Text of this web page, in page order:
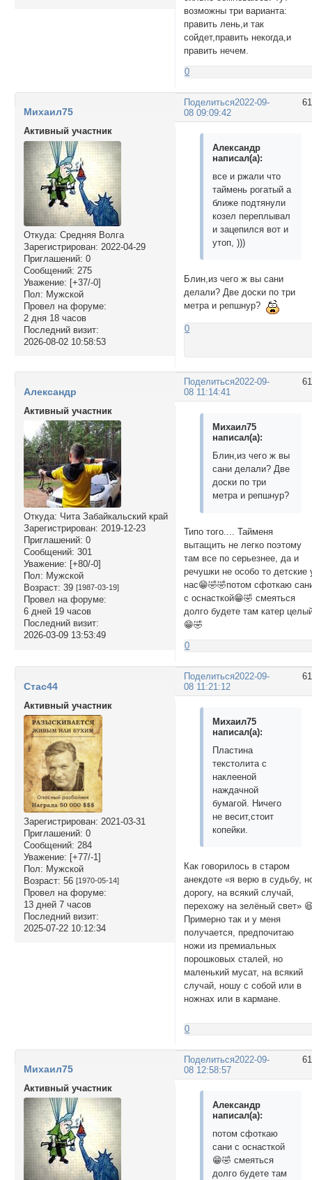
возможны три варианта:
править лень,и так
сойдет,править некогда,и
править нечем.
0
Поделиться2022-09-
08 09:09:42
Михаил75
Активный участник
Откуда: Средняя Волга
Зарегистрирован: 2022-04-29
Приглашений: 0
Сообщений: 275
Уважение: [+37/-0]
Пол: Мужской
Провел на форуме:
2 дня 18 часов
Последний визит:
2026-08-02 10:58:53
Александр
написал(а):
все и ржали что
таймень рогатый а
ближе подтянули
козел переплывал
и зацепился вот и
утоп, )))
Блин,из чего ж вы сани
делали? Две доски по три
метра и репшнур?
0
Поделиться2022-09-
08 11:14:41
Александр
Активный участник
Откуда: Чита Забайкальский край
Зарегистрирован: 2019-12-23
Приглашений: 0
Сообщений: 301
Уважение: [+80/-0]
Пол: Мужской
Возраст: 39 [1987-03-19]
Провел на форуме:
6 дней 19 часов
Последний визит:
2026-03-09 13:53:49
Михаил75
написал(а):
Блин,из чего ж вы
сани делали? Две
доски по три
метра и репшнур?
Типо того.... Тайменя
вытащить не легко поэтому
там все по серьезнее, да и
речушки не особо то детские
нас😁🤣🤣потом сфоткаю
с оснасткой😁🤣 смеяться
долго будете там катер
😁🤣
0
Поделиться2022-09-
08 11:21:12
Стас44
Активный участник
Зарегистрирован: 2021-03-31
Приглашений: 0
Сообщений: 284
Уважение: [+77/-1]
Пол: Мужской
Возраст: 56 [1970-05-14]
Провел на форуме:
13 дней 7 часов
Последний визит:
2025-07-22 10:12:34
Михаил75
написал(а):
Пластина
текстолита с
наклееной
наждачной
бумагой. Ничего
не весит,стоит
копейки.
Как говорилось в старом
анекдоте «я верю в судьбу,
дорогу, на всякий случай,
перехожу на зелёный свет»
Примерно так и у меня
получается, предпочитаю
ножи из премиальных
порошковых сталей, но
маленький мусат, на всякий
случай, ношу с собой или в
ножнах или в кармане.
0
Поделиться2022-09-
08 12:58:57
Михаил75
Активный участник
Александр
написал(а):
потом сфоткаю
сани с оснасткой
😁🤣 смеяться
долго будете там